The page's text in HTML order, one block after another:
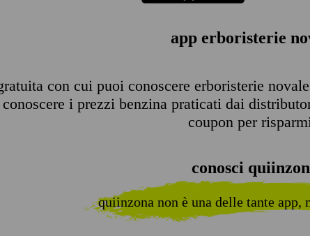
app erboristerie
con cui puoi conoscere erboristerie
i prezzi benzina praticati dai
coupon per
conosci
quiinzona non è una delle tante app,